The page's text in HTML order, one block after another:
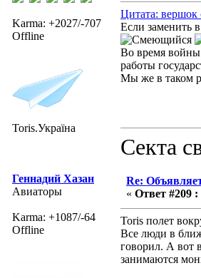
Karma: +2027/-707
Offline
Toris.Україна
Цитата: вершок
Если заменить
Во время войны
работы
Мы же в таком
Секта
Геннадий Хазан
Авиаторы
Karma: +1087/-64
Offline
Re:
« Ответ #209 :
Toris полет
Все люди в
говорил. А вот
занимаются